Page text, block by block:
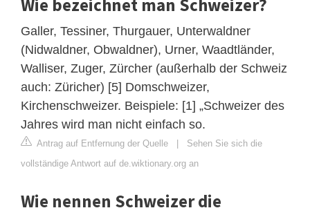
Wie bezeichnet man Schweizer?
Galler, Tessiner, Thurgauer, Unterwaldner
(Nidwaldner, Obwaldner), Urner, Waadtländer,
Walliser, Zuger, Zürcher (außerhalb der Schweiz
auch: Züricher) [5] Domschweizer,
Kirchenschweizer. Beispiele: [1] „Schweizer des
Jahres wird man nicht einfach so.
Antrag auf Entfernung der Quelle | Sehen Sie sich die
vollständige Antwort auf de.wiktionary.org an
Wie nennen Schweizer die